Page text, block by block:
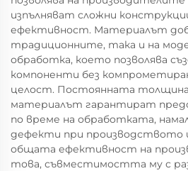
изпълняват сложни
ефективност. Материалът
традиционните, така и на
обработка, което позволява
компоненти без
целост. Постоянната
материалът гарантират
по време на обработката,
дефекти при производството
общата ефективност на
това, съвместимостта му с